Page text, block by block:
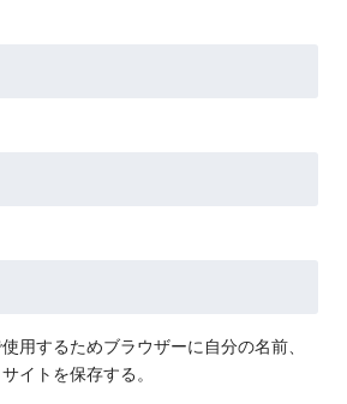
用するためブラウザーに自分の名前、
イトを保存する。